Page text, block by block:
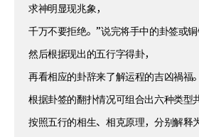
求神明显现兆象，
千万不要拒绝。”说完将手中的卦签或铜
然后根据现出的五行字得卦，
再看相应的卦辞来了解运程的吉凶禍福。
根据卦签的翻扑情况可组合出六种类型
按照五行的相生、相克原理，分别解释